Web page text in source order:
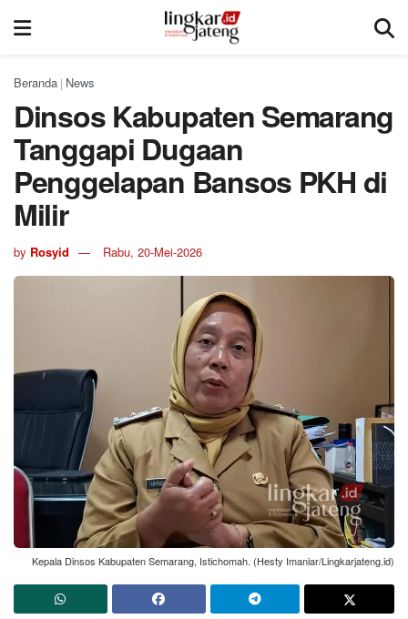
Beranda | News
Dinsos Kabupaten Semarang
Tanggapi Dugaan
Penggelapan Bansos PKH di
Milir
by Rosyid Rabu, 20-Mei-2026
Kepala Dinsos Kabupaten Semarang, Istichomah. (Hesty Imaniar/Lingkarjateng.id)